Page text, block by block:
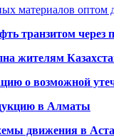
материалов оптом
транзитом через
жителям
о возможной
в Алматы
движения в